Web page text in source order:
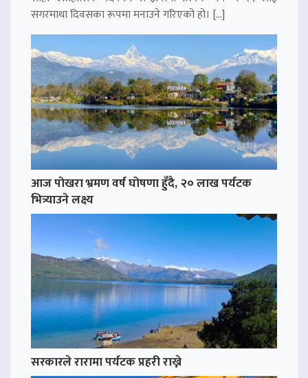
सगरमाथा दिवसका रूपमा मनाउने गरिएको हो। […]
आज पोखरा भ्रमण वर्ष घोषणा हुँदै, २० लाख पर्यटक
भित्र्याउने लक्ष्य
सरकारले रारामा पर्यटक प्रहरी राख्ने